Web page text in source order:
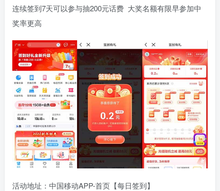
连续签到7天可以参与抽200元话费 大奖名额有限早参加中
奖率更高
活动地址：中国移动APP-首页【每日签到】